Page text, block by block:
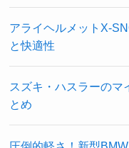
アライヘルメットX-
と快適性
スズキ・ハスラーのマ
とめ